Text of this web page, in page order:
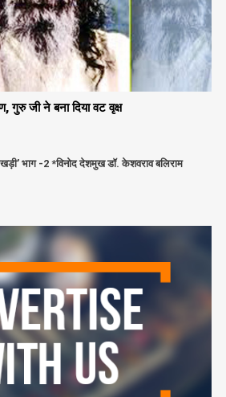
गुरु जी ने बना दिया वट वृक्ष
खड़ी’ भाग -2 *विनोद देशमुख डॉ. केशवराव बलिराम